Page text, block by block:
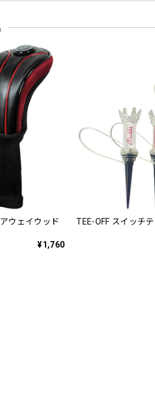
ウェイウッド
¥1,760
TEE-OFF スイッチ